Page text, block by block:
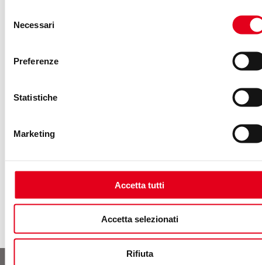
delNecessari
Preferenze
Statistiche
Marketing
Accetta tutti
Accetta selezionati
Rifiuta
Brand Reputation
reputation non è semplice. La reputazione aziendale
viene definita come una rappresentazione socialmente
elaborata e condivisa della storia e dei risultati passati…